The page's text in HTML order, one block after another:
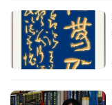
繁
體
一
百
例